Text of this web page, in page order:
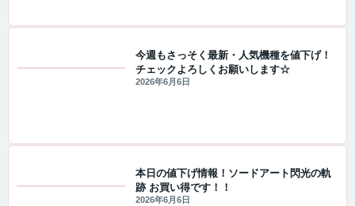
今週もさっそく最新・人気機種を値下げ！
チェックよろしくお願いします☆
2026年6月6日
本日の値下げ情報！ソードアート閃光の軌
跡 お買い得です！！
2026年6月6日